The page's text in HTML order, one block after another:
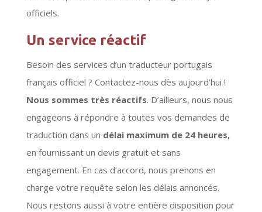
officiels.
Un service réactif
Besoin des services d’un traducteur portugais
français officiel ? Contactez-nous dès aujourd’hui !
Nous sommes très réactifs. D’ailleurs, nous nous
engageons à répondre à toutes vos demandes de
traduction dans un délai maximum de 24 heures,
en fournissant un devis gratuit et sans
engagement. En cas d’accord, nous prenons en
charge votre requête selon les délais annoncés.
Nous restons aussi à votre entière disposition pour